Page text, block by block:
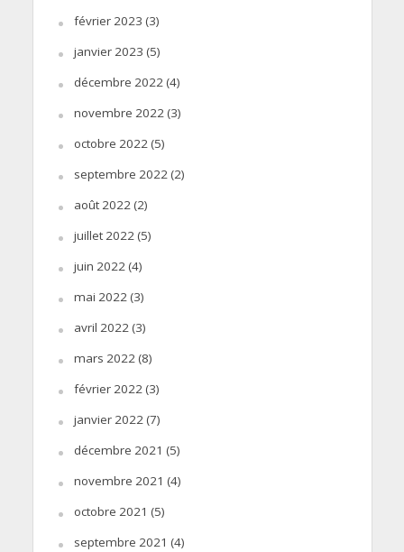
février 2023 (3)
janvier 2023 (5)
décembre 2022(4)
novembre 2022(3)
octobre 2022(5)
septembre 2022(2)
août 2022(2)
juillet 2022(5)
juin 2022(4)
mai 2022(3)
avril 2022(3)
mars 2022(8)
février 2022(3)
janvier 2022(7)
décembre 2021 (5)
novembre 2021 (4)
octobre 2021 (5)
septembre 2021 (4)